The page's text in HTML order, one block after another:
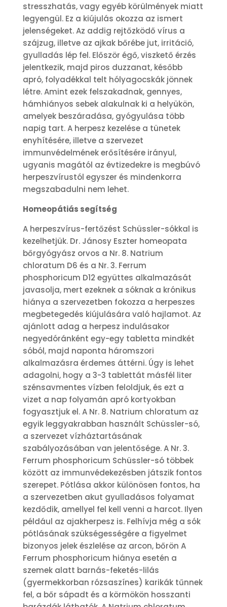
stresszhatás, vagy egyéb körülmények miatt
legyengül. Ez a kiújulás okozza az ismert
jelenségeket. Az addig rejtőzködő vírus a
szájzug, illetve az ajkak bőrébe jut, irritáció,
gyulladás lép fel. Először égő, viszkető érzés
jelentkezik, majd piros duzzanat, később
apró, folyadékkal telt hólyagocskák jönnek
létre. Amint ezek felszakadnak, gennyes,
hámhiányos sebek alakulnak ki a helyükön,
amelyek beszáradása, gyógyulása több
napig tart. A herpesz kezelése a tünetek
enyhítésére, illetve a szervezet
immunvédelmének erősítésére irányul,
ugyanis magától az évtizedekre is megbúvó
herpeszvírustól egyszer és mindenkorra
megszabadulni nem lehet.
Homeopátiás segítség
A herpeszvírus-fertőzést Schüssler-sókkal is
kezelhetjük. Dr. Jánosy Eszter homeopata
bőrgyógyász orvos a Nr. 8. Natrium
chloratum D6 és a Nr. 3. Ferrum
phosphoricum D12 együttes alkalmazását
javasolja, mert ezeknek a sóknak a krónikus
hiánya a szervezetben fokozza a herpeszes
megbetegedés kiújulására való hajlamot. Az
ajánlott adag a herpesz indulásakor
negyedóránként egy-egy tabletta mindkét
sóból, majd naponta háromszori
alkalmazásra érdemes áttérni. Úgy is lehet
adagolni, hogy a 3-3 tablettát másfél liter
szénsavmentes vízben feloldjuk, és ezt a
vizet a nap folyamán apró kortyokban
fogyasztjuk el. A Nr. 8. Natrium chloratum az
egyik leggyakrabban használt Schüssler-só,
a szervezet vízháztartásának
szabályozásában van jelentősége. A Nr. 3.
Ferrum phosphoricum Schüssler-só többek
között az immunvédekezésben játszik fontos
szerepet. Pótlása akkor különösen fontos, ha
a szervezetben akut gyulladásos folyamat
kezdődik, amellyel fel kell venni a harcot. Ilyen
például az ajakherpesz is. Felhívja még a sók
pótlásának szükségességére a figyelmet
bizonyos jelek észlelése az arcon, bőrön A
Ferrum phosphoricum hiánya esetén a
szemek alatt barnás-feketés-lilás
(gyermekkorban rózsaszínes) karikák tűnnek
fel, a bőr sápadt és a körmökön hosszanti